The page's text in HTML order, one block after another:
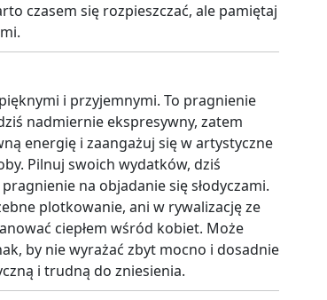
czasem się rozpieszczać, ale pamiętaj
i przyjemnymi. To pragnienie
nadmiernie ekspresywny, zatem
energię i zaangażuj się w artystyczne
Pilnuj swoich wydatków, dziś
na objadanie się słodyczami.
plotkowanie, ani w rywalizację ze
ciepłem wśród kobiet. Może
by nie wyrażać zbyt mocno i dosadnie
i trudną do zniesienia.